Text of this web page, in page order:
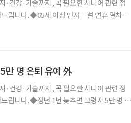
·건강·기술까지, 꼭 필요한 시니어 관련 정
설 연휴 열차표
만 명 은퇴 유예 外
·건강·기술까지, 꼭 필요한 시니어 관련 정
령자 5만 명 은